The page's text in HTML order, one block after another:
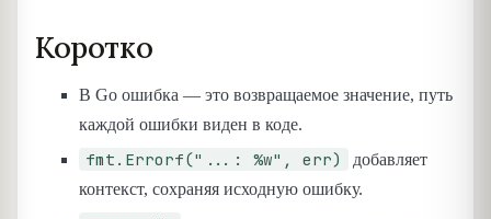
Коротко
В Go ошибка — это возвращаемое значение, путь
каждой ошибки виден в коде.
fmt.Errorf("...: %w", err)
добавляет
контекст, сохраняя исходную ошибку.